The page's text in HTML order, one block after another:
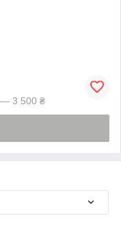
— 3 500 ₴